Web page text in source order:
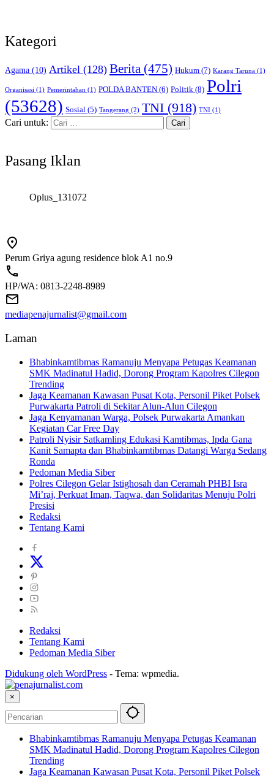
Kategori
Agama (10) Artikel (128) Berita (475) Hukum (7) Karang Taruna (1)
Organisasi (1) Pemerintahan (1) POLDA BANTEN (6) Politik (8) Polri
(53628) Sosial (5) Tangerang (2) TNI (918) TNI (1)
Cari untuk:
Pasang Iklan
Oplus_131072
Perum Griya agung residence blok A1 no.9
HP/WA: 0813-2248-8989
mediapenajurnalist@gmail.com
Laman
Bhabinkamtibmas Ramanuju Menyapa Petugas Keamanan
SMK Madinatul Hadid, Dorong Program Kapolres Cilegon
Trending
Jaga Keamanan Kawasan Pusat Kota, Personil Piket Polsek
Purwakarta Patroli di Sekitar Alun-Alun Cilegon
Jaga Kenyamanan Warga, Polsek Purwakarta Amankan
Kegiatan Car Free Day
Patroli Nyisir Satkamling Edukasi Kamtibmas, Ipda Gana
Kanit Samapta dan Bhabinkamtibmas Datangi Warga Sedang
Ronda
Pedoman Media Siber
Polres Cilegon Gelar Istighosah dan Ceramah PHBI Isra
Mi’raj, Perkuat Iman, Taqwa, dan Solidaritas Menuju Polri
Presisi
Redaksi
Tentang Kami
Redaksi
Tentang Kami
Pedoman Media Siber
Didukung oleh WordPress - Tema: wpmedia.
×
Bhabinkamtibmas Ramanuju Menyapa Petugas Keamanan
SMK Madinatul Hadid, Dorong Program Kapolres Cilegon
Trending
Jaga Keamanan Kawasan Pusat Kota, Personil Piket Polsek